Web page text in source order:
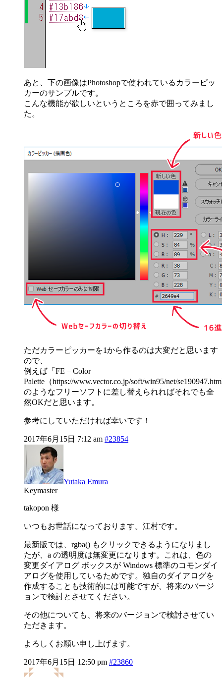
あと、下の画像はPhotoshopで使われているカラーピッ
カーのサンプルです。
こんな機能が欲しいというところを赤で囲ってみまし
た。
ただカラーピッカーを1から作るのは大変だと思います
ので、
例えば「FE – Color
Palette（https://www.vector.co.jp/soft/win95/net/
のようなフリーソフトに差し替えられればそれでも全
然OKだと思います。
参考にしていただければ幸いです！
2017年6月15日 7:12 am #23854
Yutaka Emura
Keymaster
takopon 様
いつもお世話になっております。江村です。
最新版では、rgba() もクリックできるようになりまし
たが、a の透明度は無変更になります。これは、色の
変更ダイアログ ボックスが Windows 標準のコモンダイ
アログを使用しているためです。独自のダイアログを
作成することも技術的には可能ですが、将来のバージ
ョンで検討とさせてください。
その他についても、将来のバージョンで検討させてい
ただきます。
よろしくお願い申し上げます。
2017年6月15日 12:50 pm #23860